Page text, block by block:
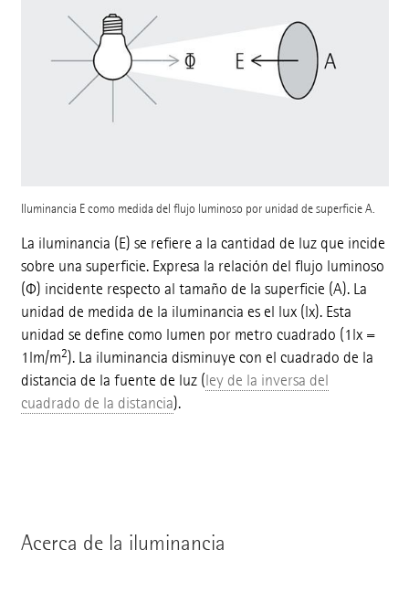
Iluminancia E como medida del flujo luminoso por unidad de superficie A.
La iluminancia (E) se refiere a la cantidad de luz que incide
sobre una superficie. Expresa la relación del flujo luminoso
(Φ) incidente respecto al tamaño de la superficie (A). La
unidad de medida de la iluminancia es el lux (lx). Esta
unidad se define como lumen por metro cuadrado (1lx =
1lm/m2). La iluminancia disminuye con el cuadrado de la
distancia de la fuente de luz (ley de la inversa del
cuadrado de la distancia).
Acerca de la iluminancia